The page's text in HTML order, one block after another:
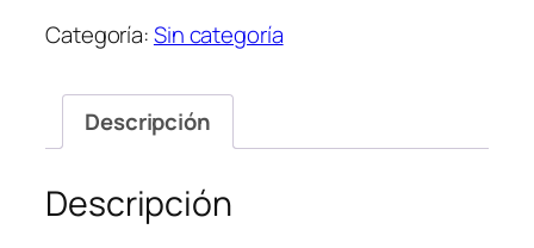
Categoría:Sin categoría
Descripción
Descripción